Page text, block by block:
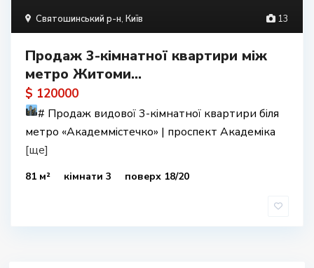
13
Святошинський р-н, Київ
Продаж 3-кімнатної квартири між
метро Житоми...
$ 120000
# Продаж видової 3-кімнатної квартири біля
метро «Академмістечко» | проспект Академіка
[ще]
81 м² кімнати 3 поверх 18/20